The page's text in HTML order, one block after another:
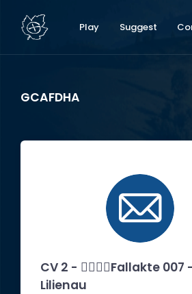
Play Suggest
GCAFDHA
CV 2 - 🕵️‍♀️👮‍♂️Fallakte 007 -
Lilienau